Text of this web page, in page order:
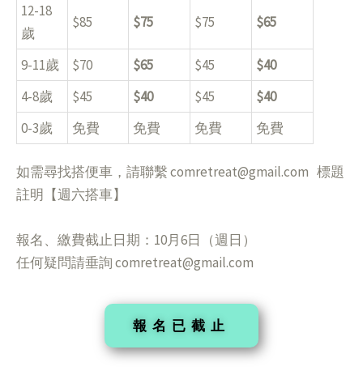
12-18
歲
$85 $75 $75 $65
9-11歲 $70 $65 $45
$40
4-8歲
$45 $40 $45
$40
0-3歲
免費 免費 免費 免費
如需尋找搭便⾞，請聯繫 comretreat@gmail.com 標題
註明【週六搭⾞】
報名、繳費截⽌⽇期：10⽉6⽇（週日）
任何疑問請垂詢 comretreat@gmail.com
報名已截止